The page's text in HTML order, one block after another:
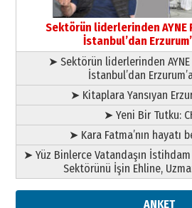
Başkan Sekmen’den
bir vizyon proje daha!
02 Ağustos 2026 Pazar
Sektörün liderlerinden
İstanbul’dan
➤ Sektörün liderlerinden
İstanbul’dan
➤ Kitaplara Yansıyan
➤ Yeni Bir Tutku:
➤ Kara Fatma’nın hayatı
➤ Yüz Binlerce Vatandaşın
Sektörünü İşin Ehline,
ANKET